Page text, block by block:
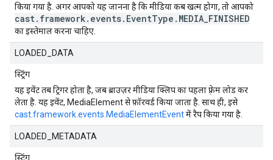
किया गया है. अगर आपको यह जानना है कि मीडिया कब खत्म होगा, तो आपको
cast.framework.events.EventType.MEDIA_FINISHED
का इस्तेमाल करना चाहिए.
LOADED_DATA
स्ट्रिंग
यह इवेंट तब ट्रिगर होता है, जब ब्राउज़र मीडिया क्लिप का पहला फ़्रेम लोड कर
लेता है. यह इवेंट, MediaElement से फ़ॉरवर्ड किया जाता है. साथ ही, इसे
cast.framework.events.MediaElementEventमें रैप किया गया है.
LOADED_METADATA
स्ट्रिंग